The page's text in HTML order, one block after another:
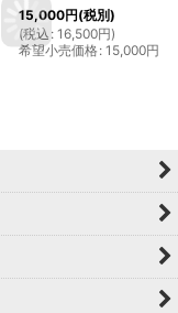
15,000円(税別)
(税込 : 16,500円)
希望小売価格: 15,000円